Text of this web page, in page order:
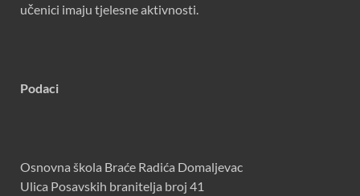
učenici imaju tjelesne aktivnosti.
Podaci
Osnovna škola Braće Radića Domaljevac
Ulica Posavskih branitelja broj 41